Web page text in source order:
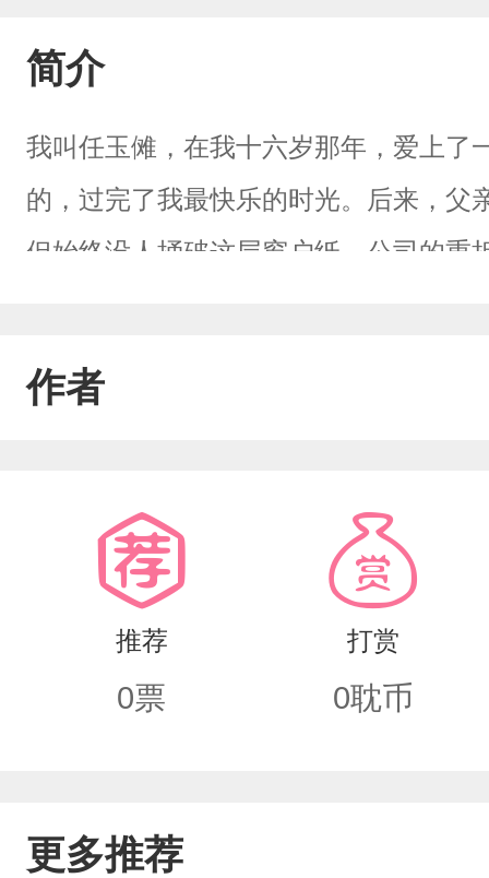
简介
我叫任玉傩，在我十六岁那年，爱上了
的，过完了我最快乐的时光。后来，父
但始终没人捅破这层窗户纸。公司的重
了。他仿佛也与以前不一样了。有钱
作者
推荐
0票
打赏
0耽币
更多推荐